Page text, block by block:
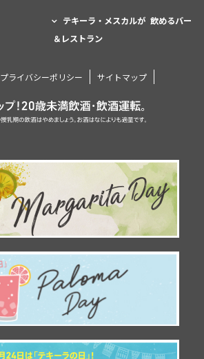
テキーラ・メスカルが 飲めるバー
＆レストラン
プライバシーポリシー サイトマップ